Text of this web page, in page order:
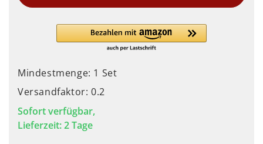
Mindestmenge: 1 Set
Versandfaktor: 0.2
Sofort verfügbar,
Lieferzeit: 2 Tage